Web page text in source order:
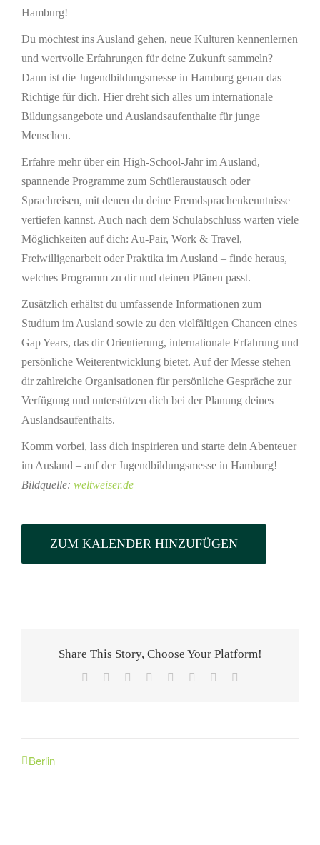
Hamburg!
Du möchtest ins Ausland gehen, neue Kulturen kennenlernen
und wertvolle Erfahrungen für deine Zukunft sammeln?
Dann ist die Jugendbildungsmesse in Hamburg genau das
Richtige für dich. Hier dreht sich alles um internationale
Bildungsangebote und Auslandsaufenthalte für junge
Menschen.
Erfahre mehr über ein High-School-Jahr im Ausland,
spannende Programme zum Schüleraustausch oder
Sprachreisen, mit denen du deine Fremdsprachenkenntnisse
vertiefen kannst. Auch nach dem Schulabschluss warten viele
Möglichkeiten auf dich: Au-Pair, Work & Travel,
Freiwilligenarbeit oder Praktika im Ausland – finde heraus,
welches Programm zu dir und deinen Plänen passt.
Zusätzlich erhältst du umfassende Informationen zum
Studium im Ausland sowie zu den vielfältigen Chancen eines
Gap Years, das dir Orientierung, internationale Erfahrung und
persönliche Weiterentwicklung bietet. Auf der Messe stehen
dir zahlreiche Organisationen für persönliche Gespräche zur
Verfügung und unterstützen dich bei der Planung deines
Auslandsaufenthalts.
Komm vorbei, lass dich inspirieren und starte dein Abenteuer
im Ausland – auf der Jugendbildungsmesse in Hamburg!
Bildquelle: weltweiser.de
ZUM KALENDER HINZUFÜGEN
Share This Story, Choose Your Platform!
Facebook Reddit LinkedIn
TumblrPinterest
Berlin